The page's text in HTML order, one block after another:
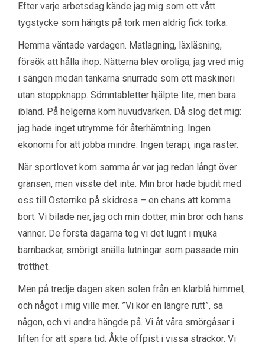
Efter varje arbetsdag kände jag mig som ett vått
tygstycke som hängts på tork men aldrig fick torka.
Hemma väntade vardagen. Matlagning, läxläsning,
försök att hålla ihop. Nätterna blev oroliga, jag vred mig
i sängen medan tankarna snurrade som ett maskineri
utan stoppknapp. Sömntabletter hjälpte lite, men bara
ibland. På helgerna kom huvudvärken. Då slog det mig:
jag hade inget utrymme för återhämtning. Ingen
ekonomi för att jobba mindre. Ingen terapi, inga raster.
När sportlovet kom samma år var jag redan långt över
gränsen, men visste det inte. Min bror hade bjudit med
oss till Österrike på skidresa – en chans att komma
bort. Vi bilade ner, jag och min dotter, min bror och hans
vänner. De första dagarna tog vi det lugnt i mjuka
barnbackar, smörigt snälla lutningar som passade min
trötthet.
Men på tredje dagen sken solen från en klarblå himmel,
och något i mig ville mer. ”Vi kör en längre rutt”, sa
någon, och vi andra hängde på. Vi åt våra smörgåsar i
liften för att spara tid. Åkte offpist i vissa sträckor. Vi